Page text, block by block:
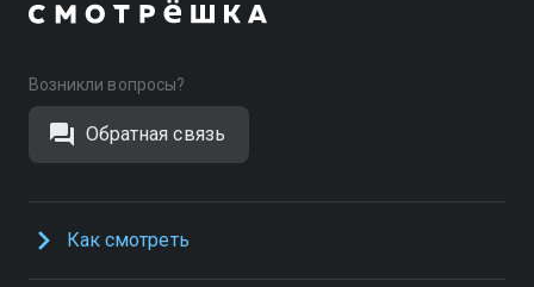
Возникли вопросы?
Обратная связь
Как смотреть